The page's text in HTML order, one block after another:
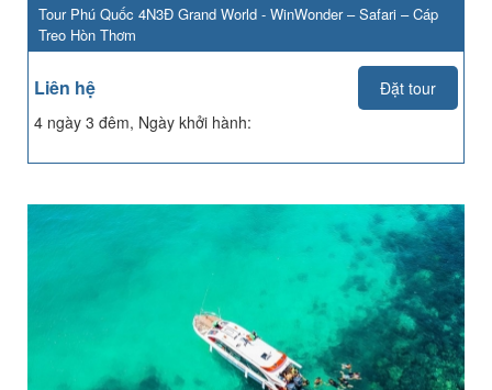
Tour Phú Quốc 4N3Đ Grand World - WinWonder – Safari – Cáp
Treo Hòn Thơm
Liên hệ
Đặt tour
4 ngày 3 đêm, Ngày khởi hành: